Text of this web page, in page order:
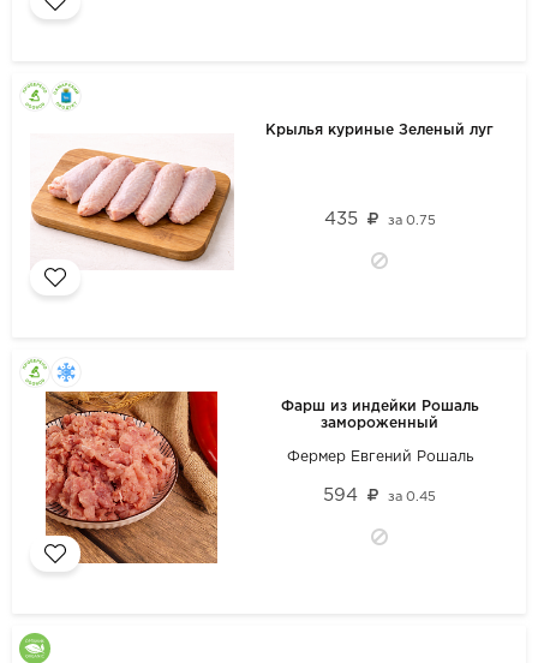
Крылья куриные Зеленый луг
435 за 0.75
Фарш из индейки Рошаль
замороженный
Фермер Евгений Рошаль
594 за0.45